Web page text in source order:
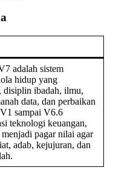
adalah sistem
hidup yang
disiplin ibadah, ilmu,
data, dan perbaikan
sampai V6.6
teknologi keuangan,
pagar nilai agar
adab, kejujuran, dan